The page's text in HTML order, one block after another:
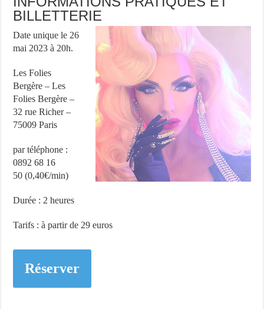
BILLETTERIE
Date unique le 26
mai 2023 à 20h.
Les Folies
Bergère – Les
Folies Bergère –
32 rue Richer –
75009 Paris
par téléphone :
0892 68 16
50 (0,40€/min)
Durée : 2 heures
Tarifs : à partir de 29 euros
Réserver